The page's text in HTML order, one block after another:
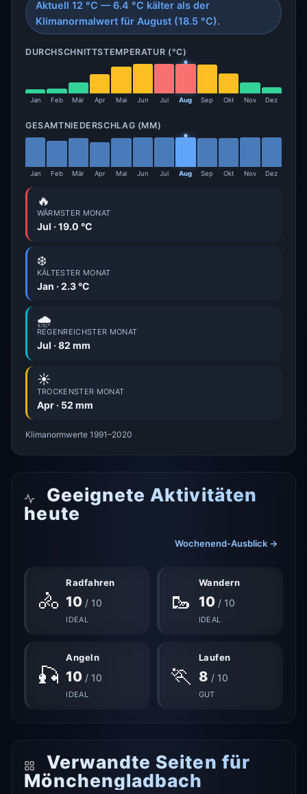
Aktuell 12 °C — 6.4 °C kälter als der
Klimanormalwert für August (18.5 °C).
DURCHSCHNITTSTEMPERATUR (°C)
Jan Feb Mär Apr Mai Jun Jul Aug Sep Okt Nov Dez
GESAMTNIEDERSCHLAG (MM)
Jan Feb Mär Apr Mai Jun Jul Aug Sep Okt Nov Dez
🔥
WÄRMSTER MONAT
Jul · 19.0 °C
❄️
KÄLTESTER MONAT
Jan · 2.3 °C
🌧️
REGENREICHSTER MONAT
Jul · 82 mm
☀️
TROCKENSTER MONAT
Apr · 52 mm
Klimanormwerte 1991–2020
Geeignete Aktivitäten
heute
Wochenend-Ausblick →
🚴
Radfahren
10 / 10
IDEAL
🥾
Wandern
10/ 10
IDEAL
🎣
Angeln
10 / 10
IDEAL
🏃
Laufen
8 / 10
GUT
Verwandte Seiten für
Mönchengladbach